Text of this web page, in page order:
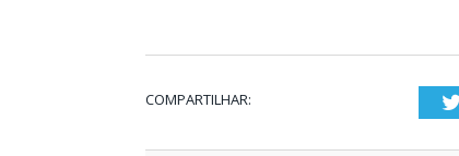
COMPARTILHAR: